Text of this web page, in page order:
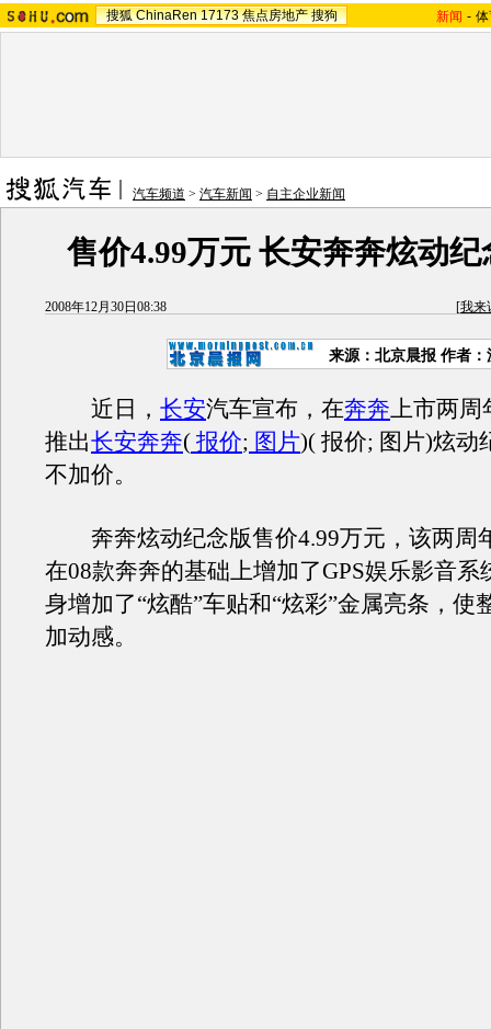
搜狐 ChinaRen 17173 焦点房地产 搜狗 新闻 -
汽车频道 > 汽车新闻 > 自主企业新闻
售价4.99万元 长安奔奔炫动
2008年12月30日08:38 [我来
来源：北京晨报 作者：
近日， 长安汽车宣布，在奔奔上市两周
推出长安奔奔( 报价; 图片)( 报价; 图片)炫动
不加价。
奔奔炫动纪念版售价4.99万元，该两周
在08款奔奔的基础上增加了GPS娱乐影音系
身增加了“炫酷”车贴和“炫彩”金属亮条，使
加动感。